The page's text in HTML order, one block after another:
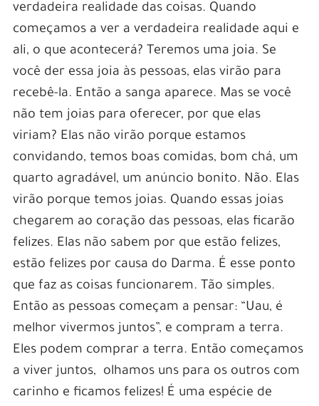
verdadeira realidade das coisas. Quando
começamos a ver a verdadeira realidade aqui e
ali, o que acontecerá? Teremos uma joia. Se
você der essa joia às pessoas, elas virão para
recebê-la. Então a sanga aparece. Mas se você
não tem joias para oferecer, por que elas
viriam? Elas não virão porque estamos
convidando, temos boas comidas, bom chá, um
quarto agradável, um anúncio bonito. Não. Elas
virão porque temos joias. Quando essas joias
chegarem ao coração das pessoas, elas ficarão
felizes. Elas não sabem por que estão felizes,
estão felizes por causa do Darma. É esse ponto
que faz as coisas funcionarem. Tão simples.
Então as pessoas começam a pensar: “Uau, é
melhor vivermos juntos”, e compram a terra.
Eles podem comprar a terra. Então começamos
a viver juntos, olhamos uns para os outros com
carinho e ficamos felizes! É uma espécie de